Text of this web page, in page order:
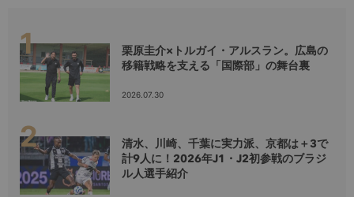
栗原圭介×トルガイ・アルスラン。広島の
移籍戦略を支える「国際部」の舞台裏
2026.07.30
清水、川崎、千葉に実力派、京都は＋3で
計9人に！2026年J1・J2初参戦のブラジ
ル人選手紹介